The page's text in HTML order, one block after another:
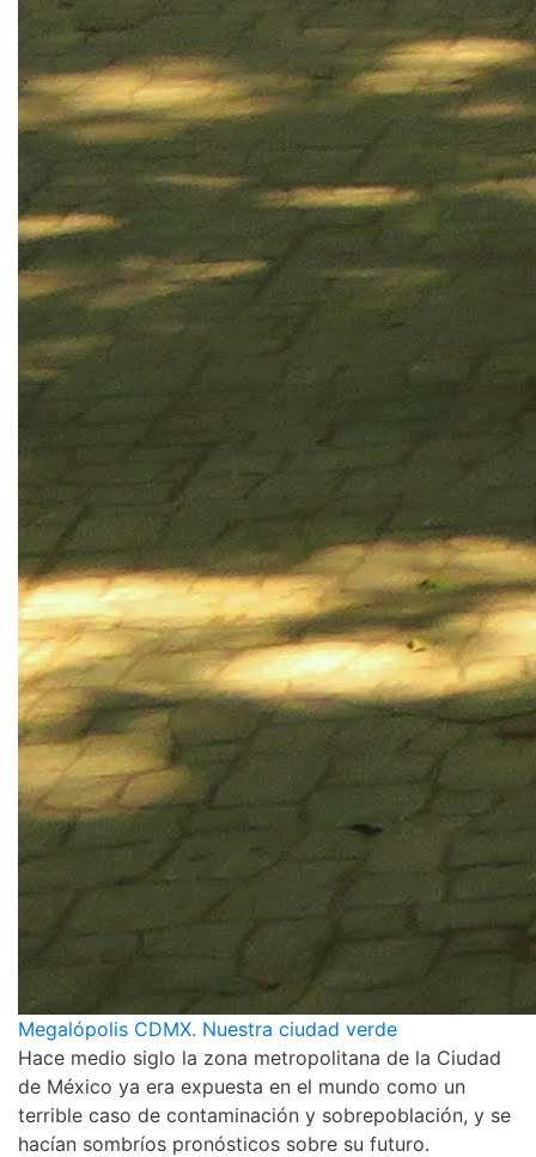
Megalópolis CDMX. Nuestra ciudad verde
Hace medio siglo la zona metropolitana de la Ciudad
de México ya era expuesta en el mundo como un
terrible caso de contaminación y sobrepoblación, y se
hacían sombríos pronósticos sobre su futuro.